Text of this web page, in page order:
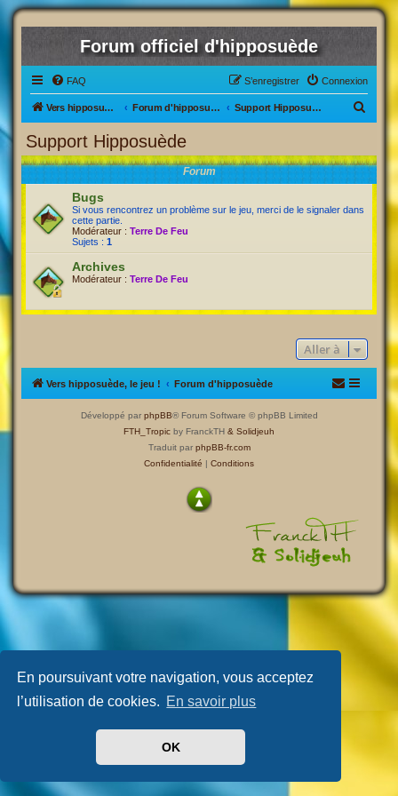
En poursuivant votre navigation, vous acceptez
l’utilisation de cookies. En savoir plus
OK
Forum officiel d'hipposuède
FAQ Connexion
S’enregistrer
Vers hipposuède, le jeu ! Forum d'hipposuède Support Hipposuède
h
h
Support Hipposuède
Forum
Bugs
Si vous rencontrez un problème sur le jeu, merci de le signaler dans
cette partie.
Modérateur : Terre De Feu
Sujets : 1
Archives
Modérateur : Terre De Feu
Aller à
Vers hipposuède, le jeu ! Forum d'hipposuède
Développé par phpBB® Forum Software © phpBB Limited
FTH_Tropic by FranckTH & Solidjeuh
Traduit par phpBB-fr.com
Confidentialité | Conditions